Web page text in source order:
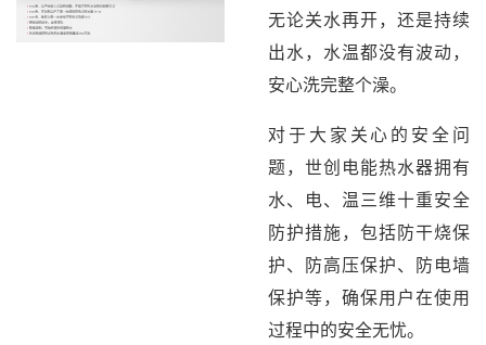
无论关水再开，还是持续
出水，水温都没有波动，
安心洗完整个澡。
对于大家关心的安全问
题，世创电能热水器拥有
水、电、温三维十重安全
防护措施，包括防干烧保
护、防高压保护、防电墙
保护等，确保用户在使用
过程中的安全无忧。